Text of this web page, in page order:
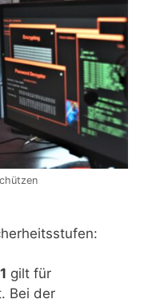
gilt für
Bei der